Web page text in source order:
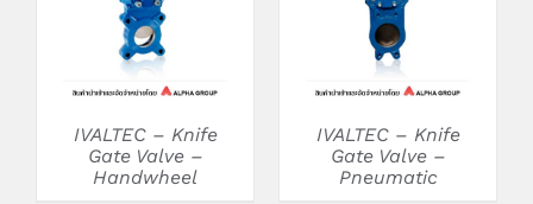
IVALTEC – Knife
Gate Valve –
Handwheel
IVALTEC – Knife
Gate Valve –
Pneumatic